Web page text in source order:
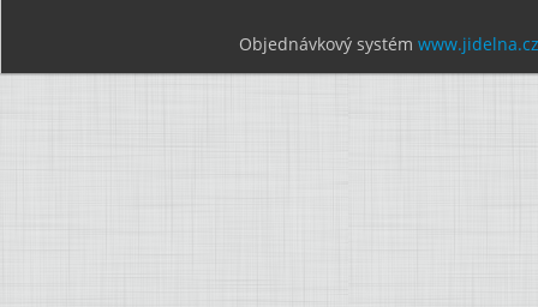
Objednávkový systém www.jidelna.cz